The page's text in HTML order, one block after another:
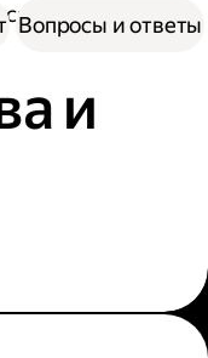
и
Вопросы и ответы